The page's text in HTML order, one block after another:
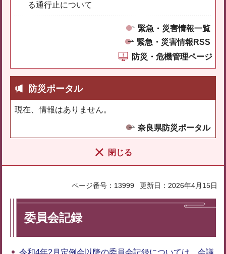
る通行止について
緊急・災害情報一覧
緊急・災害情報RSS
防災・危機管理ページ
防災ポータル
現在、情報はありません。
奈良県防災ポータル
閉じる
ページ番号：13999 更新日：2026年4月15日
委員会記録
令和4年2月定例会以降の委員会記録については、会議